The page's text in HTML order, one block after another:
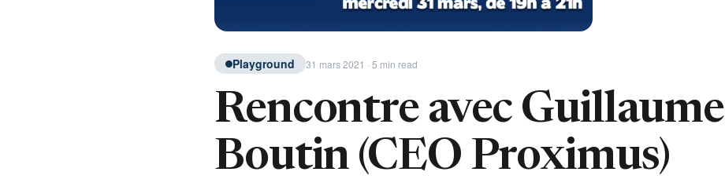
Playground 31 mars 2021 · 5 min read
Rencontre avec Guillaume
Boutin (CEO Proximus)